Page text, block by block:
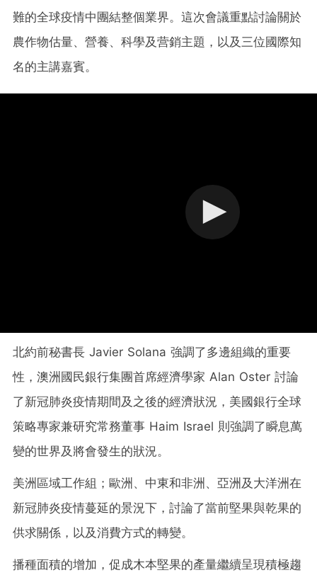
難的全球疫情中團結整個業界。這次會議重點討論關於
農作物估量、營養、科學及营銷主題，以及三位國際知
名的主講嘉賓。
北約前秘書長 Javier Solana 強調了多邊組織的重要
性，澳洲國民銀行集團首席經濟學家 Alan Oster 討論
了新冠肺炎疫情期間及之後的經濟狀況，美國銀行全球
策略專家兼研究常務董事 Haim Israel 則強調了瞬息萬
變的世界及將會發生的狀況。
美洲區域工作組；歐洲、中東和非洲、亞洲及大洋洲在
新冠肺炎疫情蔓延的景況下，討論了當前堅果與乾果的
供求關係，以及消費方式的轉變。
播種面積的增加，促成木本堅果的產量繼續呈現積極趨